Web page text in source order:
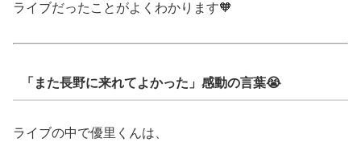
ライブだったことがよくわかります🧡
「また長野に来れてよかった」感動の言葉😭
ライブの中で優里くんは、